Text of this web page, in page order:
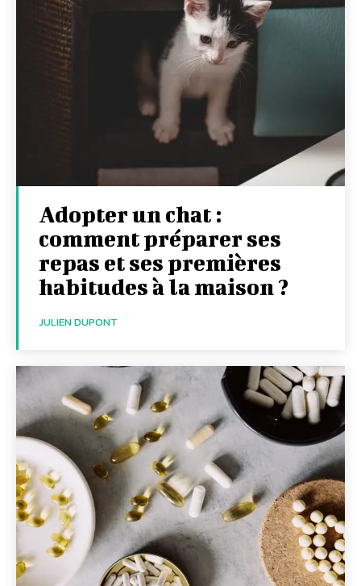
Adopter un chat :
comment préparer ses
repas et ses premières
habitudes à la maison ?
JULIEN DUPONT